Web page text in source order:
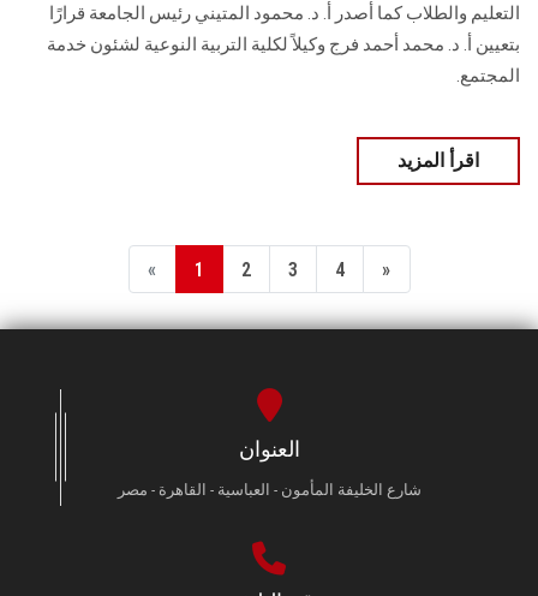
التعليم والطلاب كما أصدر أ. د. محمود المتيني رئيس الجامعة قرارًا
بتعيين أ. د. محمد أحمد فرج وكيلاً لكلية التربية النوعية لشئون خدمة
المجتمع.
اقرأ المزيد
« 1 2 3 4 »
العنوان
شارع الخليفة المأمون - العباسية - القاهرة - مصر